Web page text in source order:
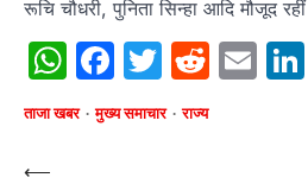
रूचि चौधरी, पुनिता सिन्हा आदि मौजूद
WhatsApp
Facebook
Twitter
ताजा खबर मुख्य समाचार राज्य
Post
⟵